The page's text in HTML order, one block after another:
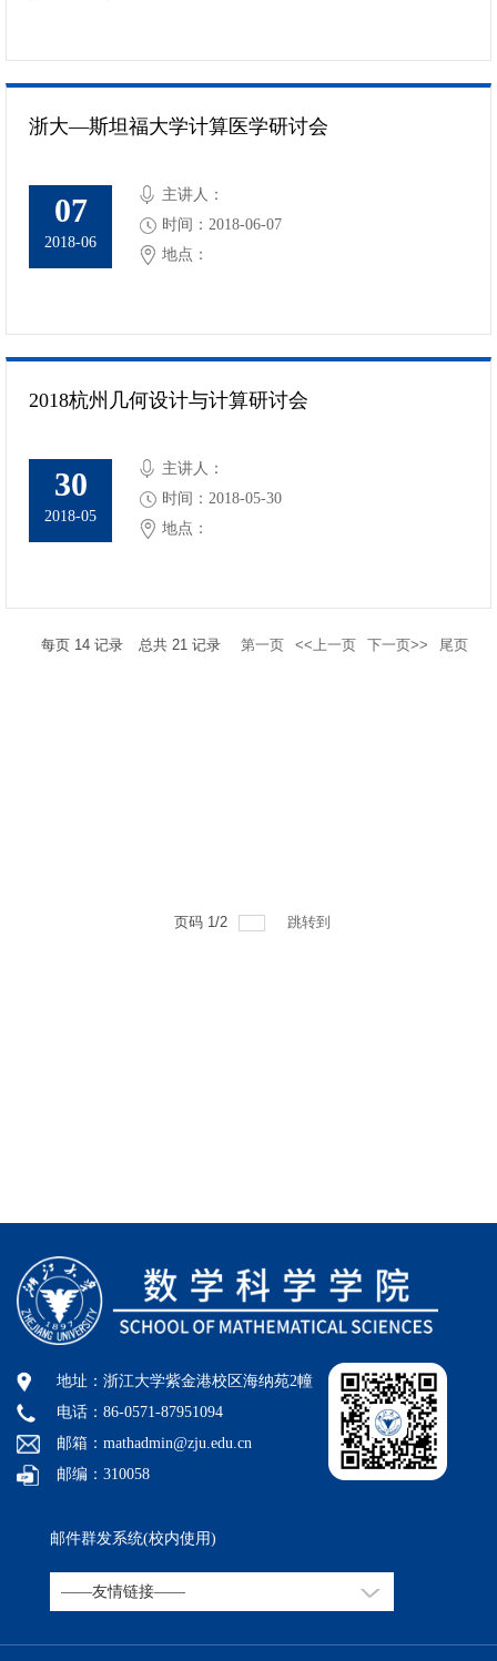
浙大―斯坦福大学计算医学研讨会
07
2018-06
主讲人：
时间：2018-06-07
地点：
2018杭州几何设计与计算研讨会
30
2018-05
主讲人：
时间：2018-05-30
地点：
每页 14记录 总共 21记录 第一页 <<上一页 下一页>> 尾页
页码 1/2 跳转到
地址：浙江大学紫金港校区海纳苑2幢
电话：86-0571-87951094
邮箱：mathadmin@zju.edu.cn
邮编：310058
邮件群发系统(校内使用)